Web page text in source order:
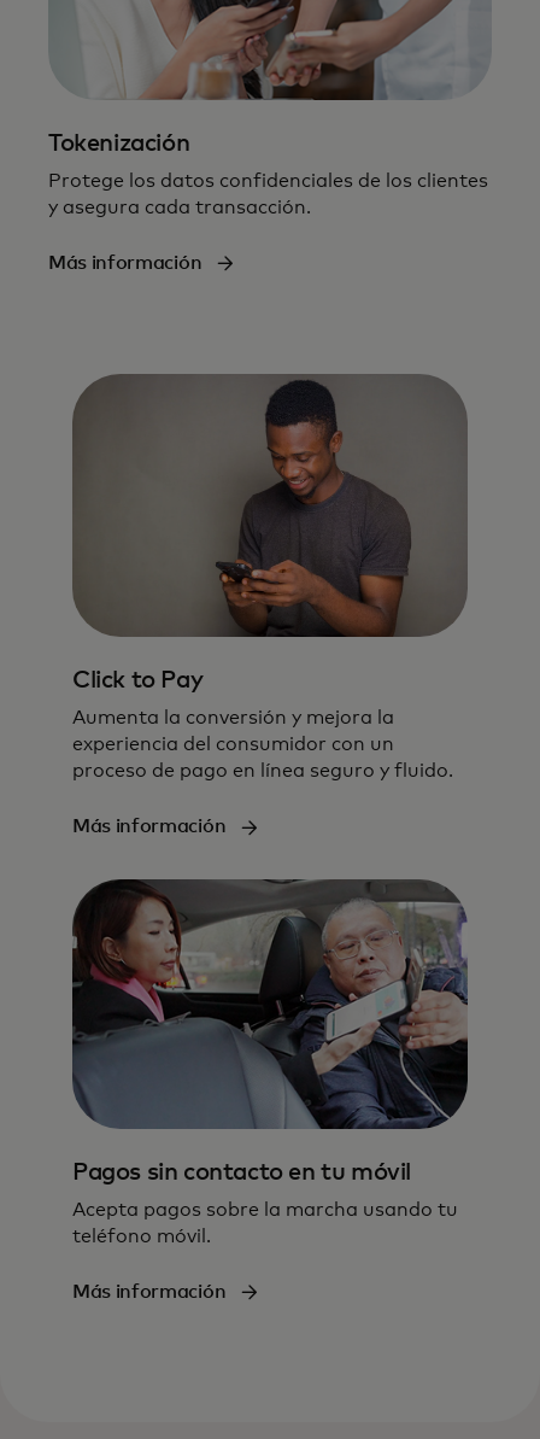
Tokenización
Protege los datos confidenciales de los clientes
y asegura cada transacción.
Más información
Click to Pay
Aumenta la conversión y mejora la
experiencia del consumidor con un
proceso de pago en línea seguro y fluido.
Más información
Pagos sin contacto en tu móvil
Acepta pagos sobre la marcha usando tu
teléfono móvil.
Más información